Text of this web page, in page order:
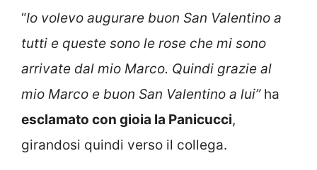
“Io volevo augurare buon San Valentino a
tutti e queste sono le rose che mi sono
arrivate dal mio Marco. Quindi grazie al
mio Marco e buon San Valentino a lui”ha
esclamato con gioia la Panicucci,
girandosi quindi verso il collega.